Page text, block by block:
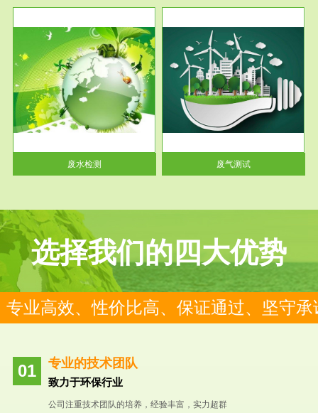
废水检测
服务范围
废气测试
检测范围工业废气检测包括有机
废气和无机废气。有机废气主要
包括...
废气测试
选择我们的四大优势
专业高效、性价比高、保证通过、坚守承
专业的技术团队
致力于环保行业
公司注重技术团队的培养，经验丰富，实力超群